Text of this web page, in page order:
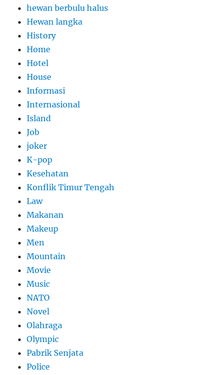
hewan berbulu halus
Hewan langka
History
Home
Hotel
House
Informasi
Internasional
Island
Job
joker
K-pop
Kesehatan
Konflik Timur Tengah
Law
Makanan
Makeup
Men
Mountain
Movie
Music
NATO
Novel
Olahraga
Olympic
Pabrik Senjata
Police